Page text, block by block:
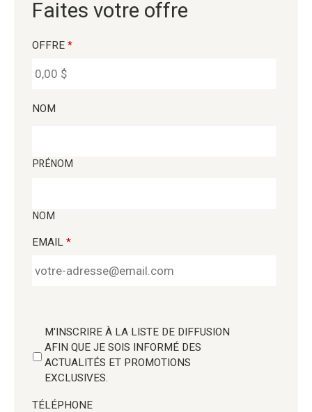
Faites votre offre
OFFRE *
NOM
PRÉNOM
NOM
EMAIL *
M'INSCRIRE À LA LISTE DE DIFFUSION
AFIN QUE JE SOIS INFORMÉ DES
ACTUALITÉS ET PROMOTIONS
EXCLUSIVES.
TÉLÉPHONE